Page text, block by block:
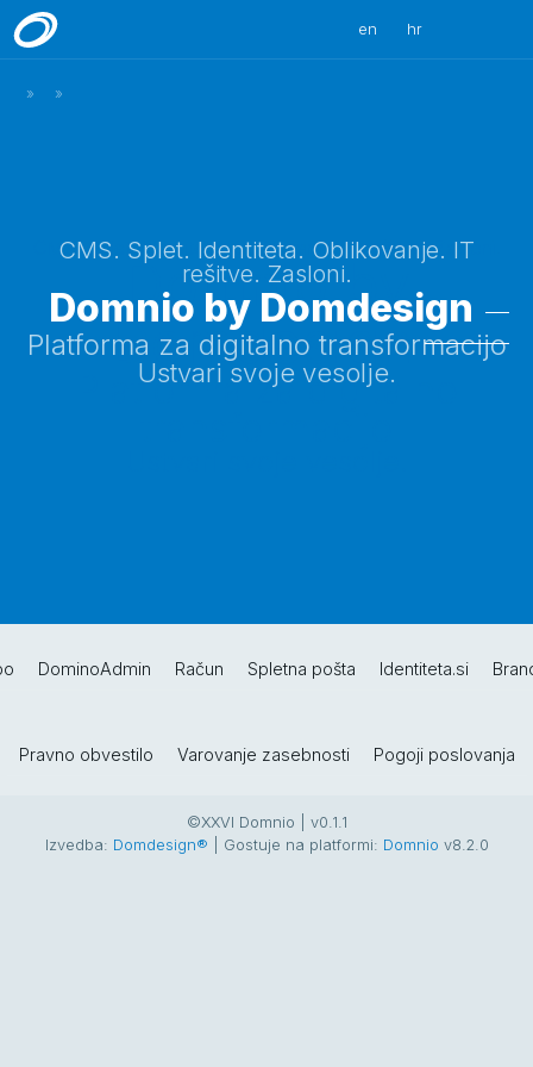
en hr
» »
CMS. Splet. Identiteta. Oblikovanje. IT
rešitve. Zasloni.
Domnio by Domdesign
Platforma za digitalno transformacijo
Ustvari svoje vesolje.
CMS. Splet. Identiteta. Oblikovanje. IT rešitve. Zasloni.
Domnio by
Domdesign
Platforma za digitalno
DominoAdmin Račun Spletna pošta Identiteta.si
Pravno obvestilo Varovanje zasebnosti Pogoji poslovanja
©XXVI Domnio | v0.1.1
Izvedba: Domdesign® | Gostuje na platformi: Domnio v8.2.0